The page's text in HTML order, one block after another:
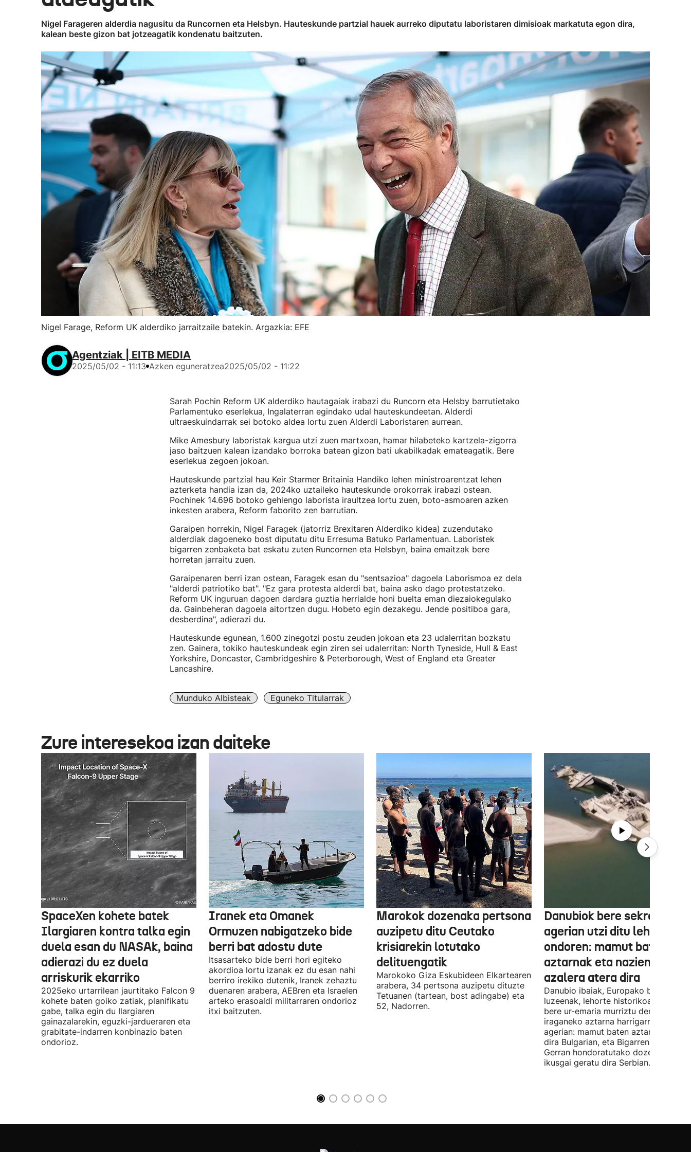
Nigel Farageren alderdia nagusitu da Runcornen eta Helsbyn. Hauteskunde partzial hauek aurreko diputatu laboristaren dimisioak markatuta egon dira,
kalean beste gizon bat jotzeagatik kondenatu baitzuten.
Nigel Farage, Reform UK alderdiko jarraitzaile batekin. Argazkia: EFE
Agentziak | EITB MEDIA
2025/05/02 - 11:13 Azken eguneratzea2025/05/02 - 11:22
Sarah Pochin Reform UK alderdiko hautagaiak irabazi du Runcorn eta Helsby barrutietako
Parlamentuko eserlekua, Ingalaterran egindako udal hauteskundeetan. Alderdi
ultraeskuindarrak sei botoko aldea lortu zuen Alderdi Laboristaren aurrean.
Mike Amesbury laboristak kargua utzi zuen martxoan, hamar hilabeteko kartzela-zigorra
jaso baitzuen kalean izandako borroka batean gizon bati ukabilkadak emateagatik. Bere
eserlekua zegoen jokoan.
Hauteskunde partzial hau Keir Starmer Britainia Handiko lehen ministroarentzat lehen
azterketa handia izan da, 2024ko uztaileko hauteskunde orokorrak irabazi ostean.
Pochinek 14.696 botoko gehiengo laborista iraultzea lortu zuen, boto-asmoaren azken
inkesten arabera, Reform faborito zen barrutian.
Garaipen horrekin, Nigel Faragek (jatorriz Brexitaren Alderdiko kidea) zuzendutako
alderdiak dagoeneko bost diputatu ditu Erresuma Batuko Parlamentuan. Laboristek
bigarren zenbaketa bat eskatu zuten Runcornen eta Helsbyn, baina emaitzak bere
horretan jarraitu zuen.
Garaipenaren berri izan ostean, Faragek esan du "sentsazioa" dagoela Laborismoa ez dela
"alderdi patriotiko bat". "Ez gara protesta alderdi bat, baina asko dago protestatzeko.
Reform UK inguruan dagoen dardara guztia herrialde honi buelta eman diezaiokegulako
da. Gainbeheran dagoela aitortzen dugu. Hobeto egin dezakegu. Jende positiboa gara,
desberdina", adierazi du.
Hauteskunde egunean, 1.600 zinegotzi postu zeuden jokoan eta 23 udalerritan bozkatu
zen. Gainera, tokiko hauteskundeak egin ziren sei udalerritan: North Tyneside, Hull & East
Yorkshire, Doncaster, Cambridgeshire & Peterborough, West of England eta Greater
Lancashire.
Munduko Albisteak Eguneko Titularrak
Zure interesekoa izan daiteke
SpaceXen kohete batek
Ilargiaren kontra talka egin
duela esan du NASAk, baina
adierazi du ez duela
arriskurik ekarriko
2025eko urtarrilean jaurtitako Falcon 9
kohete baten goiko zatiak, planifikatu
gabe, talka egin du Ilargiaren
gainazalarekin, eguzki-jardueraren eta
grabitate-indarren konbinazio baten
ondorioz.
Iranek eta Omanek
Ormuzen nabigatzeko bide
berri bat adostu dute
Itsasarteko bide berri hori egiteko
akordioa lortu izanak ez du esan nahi
berriro irekiko dutenik, Iranek zehaztu
duenaren arabera, AEBren eta Israelen
arteko erasoaldi militarraren ondorioz
itxi baitzuten.
Marokok dozenaka pertsona
auzipetu ditu Ceutako
krisiarekin lotutako
delituengatik
Marokoko Giza Eskubideen Elkartearen
arabera, 34 pertsona auzipetu dituzte
Tetuanen (tartean, bost adingabe) eta
52, Nadorren.
Danubiok bere sekretuak
agerian utzi ditu
ondoren: mamut baten
aztarnak eta nazien
azalera atera dira
Danubio ibaiak, Europako bigarren
luzeenak, lehorte historikoa bizi du,
bere ur-emaria murriztu denez,
iraganeko aztarna harrigarriak utzi
agerian: mamut baten aztarnak
dira Bulgarian, eta Bigarren Mundu
Gerran hondoratutako dozenaka
ikusgai geratu dira Serbian.